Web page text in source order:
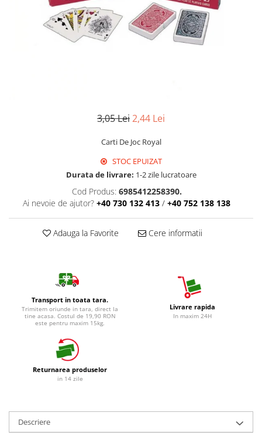
Detergent Mobila
Detergenti De Haine
Pachete Produse Curatenie
Odorizant WC Bref
Odorizant Vas WC
Detergent Vase Pentru Masina
Detergent Vase Manual
Solutie Clatire Vase
Sare Masina De Spalat
Folie Si Pungi Alimentare
Lavete Si Bureti
Curatenie Bucatarie
Pungi Ambalare / Saci Menajeri
Diverse pentru bucatarie
Igiena si Dezinfectie
3,05 Lei2,44 Lei
Carti De Joc Royal
STOC EPUIZAT
Durata de livrare: 1-2 zile lucratoare
Cod Produs: 6985412258390.
Ai nevoie de ajutor? +40 730 132 413 / +40 752 138 138
Adauga la Favorite Cere informatii
Transport in toata tara.
Trimitem oriunde in tara, direct la
tine acasa. Costul de 19,90 RON
este pentru maxim 15kg.
Livrare rapida
In maxim 24H
Returnarea produselor
in 14 zile
Descriere